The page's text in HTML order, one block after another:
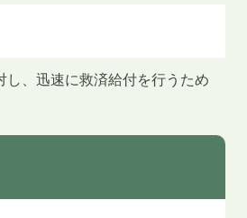
、迅速に救済給付を行うため